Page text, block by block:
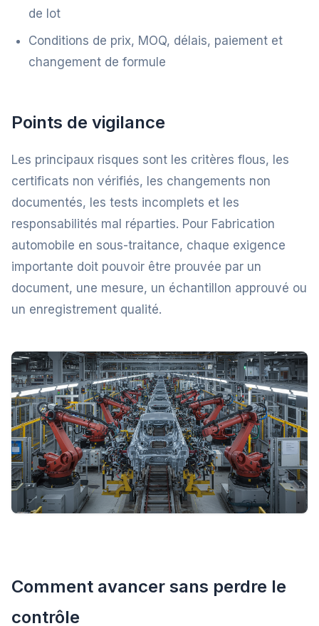
de lot
Conditions de prix, MOQ, délais, paiement et
changement de formule
Points de vigilance
Les principaux risques sont les critères flous, les
certificats non vérifiés, les changements non
documentés, les tests incomplets et les
responsabilités mal réparties. Pour Fabrication
automobile en sous-traitance, chaque exigence
importante doit pouvoir être prouvée par un
document, une mesure, un échantillon approuvé ou
un enregistrement qualité.
Comment avancer sans perdre le
contrôle